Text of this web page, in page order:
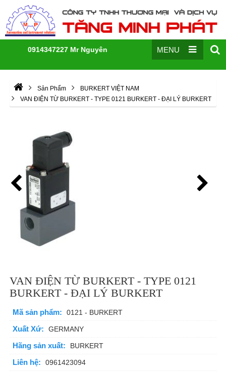
0914347227 Mr Nguyên MENU
Sản Phẩm
BURKERT VIỆT NAM
VAN ĐIỆN TỪ BURKERT - TYPE 0121 BURKERT - ĐẠI LÝ BURKERT
VAN ĐIỆN TỪ BURKERT - TYPE 0121
BURKERT - ĐẠI LÝ BURKERT
Mã sản phẩm: 0121 - BURKERT
Xuất Xứ: GERMANY
Hãng sản xuất: BURKERT
Liên hệ: 0961423094